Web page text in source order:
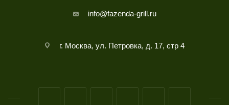
info@fazenda-grill.ru
г. Москва, ул. Петровка, д. 17, стр 4